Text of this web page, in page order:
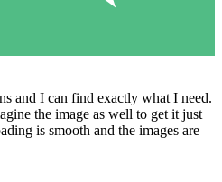
and I can find exactly what I need.
the image as well to get it just
is smooth and the images are